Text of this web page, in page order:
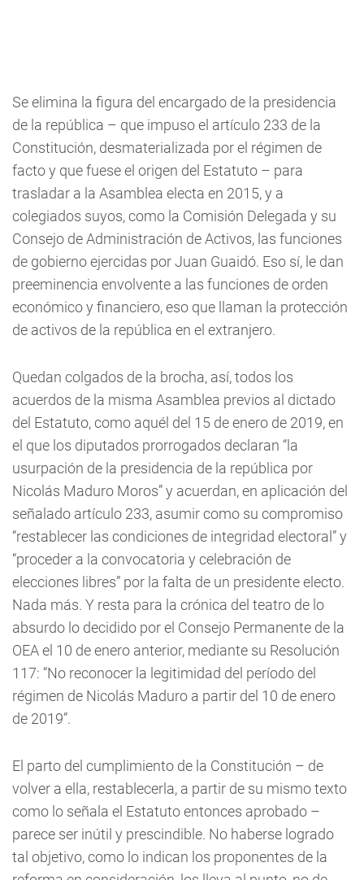
Se elimina la figura del encargado de la presidencia
de la república – que impuso el artículo 233 de la
Constitución, desmaterializada por el régimen de
facto y que fuese el origen del Estatuto – para
trasladar a la Asamblea electa en 2015, y a
colegiados suyos, como la Comisión Delegada y su
Consejo de Administración de Activos, las funciones
de gobierno ejercidas por Juan Guaidó. Eso sí, le dan
preeminencia envolvente a las funciones de orden
económico y financiero, eso que llaman la protección
de activos de la república en el extranjero.
Quedan colgados de la brocha, así, todos los
acuerdos de la misma Asamblea previos al dictado
del Estatuto, como aquél del 15 de enero de 2019, en
el que los diputados prorrogados declaran “la
usurpación de la presidencia de la república por
Nicolás Maduro Moros” y acuerdan, en aplicación del
señalado artículo 233, asumir como su compromiso
“restablecer las condiciones de integridad electoral” y
“proceder a la convocatoria y celebración de
elecciones libres” por la falta de un presidente electo.
Nada más. Y resta para la crónica del teatro de lo
absurdo lo decidido por el Consejo Permanente de la
OEA el 10 de enero anterior, mediante su Resolución
117: “No reconocer la legitimidad del período del
régimen de Nicolás Maduro a partir del 10 de enero
de 2019”.
El parto del cumplimiento de la Constitución – de
volver a ella, restablecerla, a partir de su mismo texto
como lo señala el Estatuto entonces aprobado –
parece ser inútil y prescindible. No haberse logrado
tal objetivo, como lo indican los proponentes de la